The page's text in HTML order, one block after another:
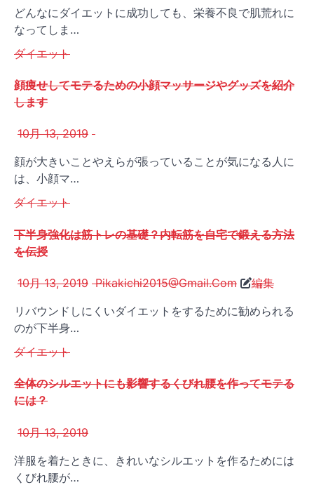
どんなにダイエットに成功しても、栄養不良で肌荒れに
なってしま…
ダイエット
顔痩せしてモテるための小顔マッサージやグッズを紹介
します
10月 13, 2019
顔が大きいことやえらが張っていることが気になる人に
は、小顔マ…
ダイエット
下半身強化は筋トレの基礎？内転筋を自宅で鍛える方法
を伝授
10月 13, 2019 Pikakichi2015@Gmail.Com
編集
リバウンドしにくいダイエットをするために勧められる
のが下半身…
ダイエット
全体のシルエットにも影響するくびれ腰を作ってモテる
には？
10月 13, 2019
洋服を着たときに、きれいなシルエットを作るためには
くびれ腰が…